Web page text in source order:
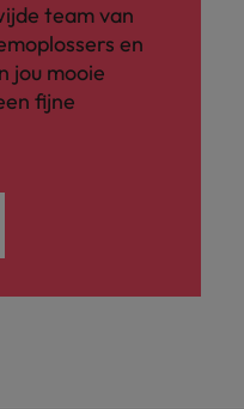
team van
en
jou mooie
fijne